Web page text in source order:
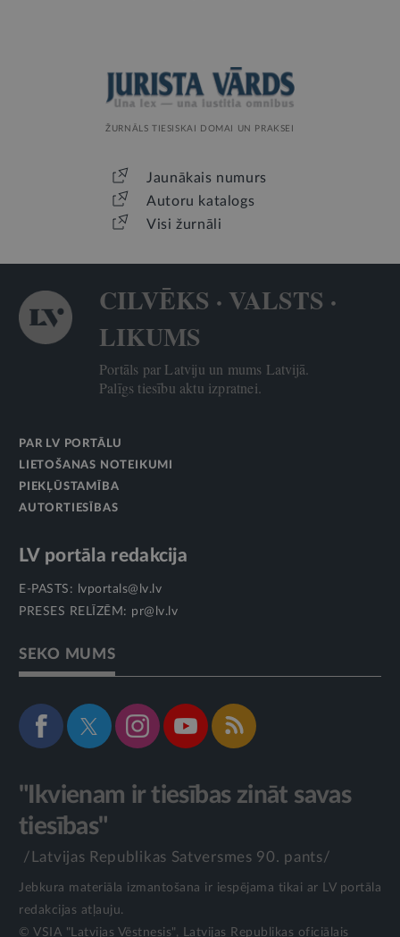
ŽURNĀLS TIESISKAI DOMAI UN PRAKSEI
Jaunākais numurs
Autoru katalogs
Visi žurnāli
CILVĒKS · VALSTS ·
LIKUMS
Portāls par Latviju un mums Latvijā.
Palīgs tiesību aktu izpratnei.
PAR LV PORTĀLU
LIETOŠANAS NOTEIKUMI
PIEKĻŪSTAMĪBA
AUTORTIESĪBAS
LV portāla redakcija
E-PASTS:
lvportals@lv.lv
PRESES RELĪZĒM: pr@lv.lv
SEKO MUMS
"Ikvienam ir tiesības zināt savas
tiesības"
/Latvijas Republikas Satversmes 90. pants/
Jebkura materiāla izmantošana ir iespējama tikai ar LV portāla
redakcijas atļauju.
© VSIA "Latvijas Vēstnesis", Latvijas Republikas oficiālais